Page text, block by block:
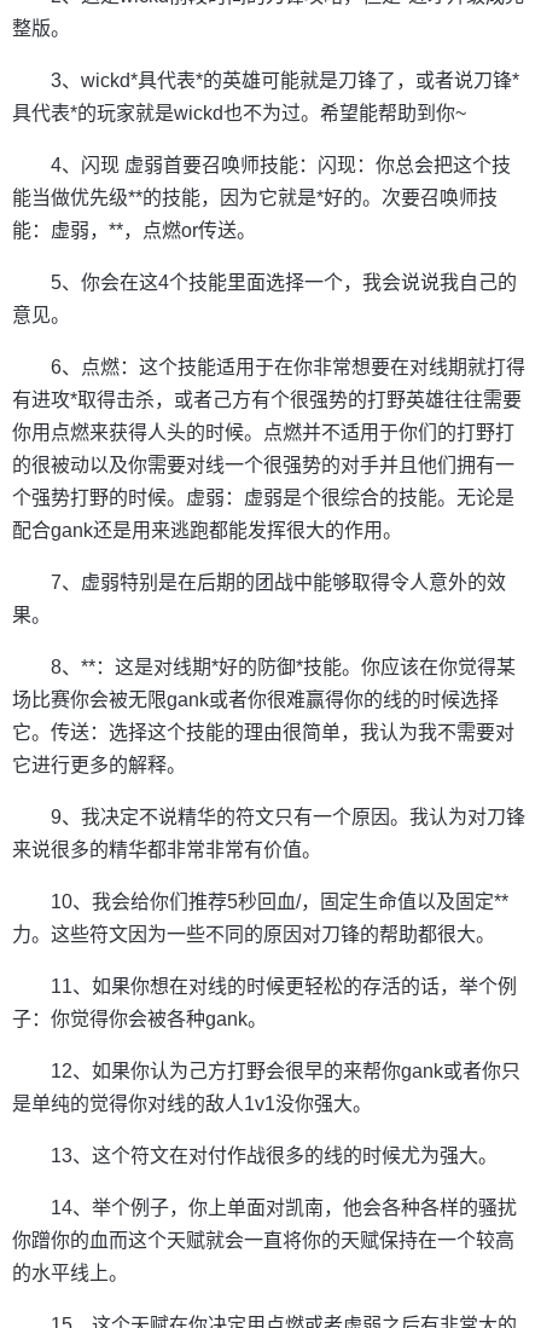
整版。
3、wickd*具代表*的英雄可能就是刀锋了，或者说刀锋*
具代表*的玩家就是wickd也不为过。希望能帮助到你~
4、闪现 虚弱首要召唤师技能：闪现：你总会把这个技
能当做优先级**的技能，因为它就是*好的。次要召唤师技
能：虚弱，**，点燃or传送。
5、你会在这4个技能里面选择一个，我会说说我自己的
意见。
6、点燃：这个技能适用于在你非常想要在对线期就打得
有进攻*取得击杀，或者己方有个很强势的打野英雄往往需要
你用点燃来获得人头的时候。点燃并不适用于你们的打野打
的很被动以及你需要对线一个很强势的对手并且他们拥有一
个强势打野的时候。虚弱：虚弱是个很综合的技能。无论是
配合gank还是用来逃跑都能发挥很大的作用。
7、虚弱特别是在后期的团战中能够取得令人意外的效
果。
8、**：这是对线期*好的防御*技能。你应该在你觉得某
场比赛你会被无限gank或者你很难赢得你的线的时候选择
它。传送：选择这个技能的理由很简单，我认为我不需要对
它进行更多的解释。
9、我决定不说精华的符文只有一个原因。我认为对刀锋
来说很多的精华都非常非常有价值。
10、我会给你们推荐5秒回血/，固定生命值以及固定**
力。这些符文因为一些不同的原因对刀锋的帮助都很大。
11、如果你想在对线的时候更轻松的存活的话，举个例
子：你觉得你会被各种gank。
12、如果你认为己方打野会很早的来帮你gank或者你只
是单纯的觉得你对线的敌人1v1没你强大。
13、这个符文在对付作战很多的线的时候尤为强大。
14、举个例子，你上单面对凯南，他会各种各样的骚扰
你蹭你的血而这个天赋就会一直将你的天赋保持在一个较高
的水平线上。